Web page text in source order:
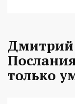
Дмитрий
только